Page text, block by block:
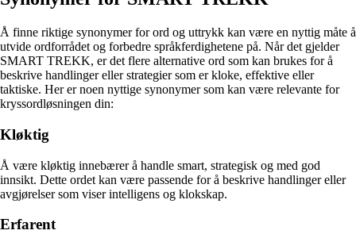
Å finne riktige synonymer for ord og uttrykk kan være en nyttig måte å
utvide ordforrådet og forbedre språkferdighetene på. Når det gjelder
SMART TREKK, er det flere alternative ord som kan brukes for å
beskrive handlinger eller strategier som er kloke, effektive eller
taktiske. Her er noen nyttige synonymer som kan være relevante for
kryssordløsningen din:
Kløktig
Å være kløktig innebærer å handle smart, strategisk og med god
innsikt. Dette ordet kan være passende for å beskrive handlinger eller
avgjørelser som viser intelligens og klokskap.
Erfarent